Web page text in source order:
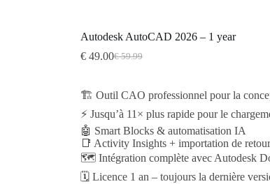
Autodesk AutoCAD 2026 – 1 year
€59.99
Original
€ 59.99.
€49.00Current
€ 49.00.
🏗️ Outil CAO professionnel pour la
⚡ Jusqu’à 11× plus rapide pour le
🤖 Smart Blocks & automatisation IA
📑 Activity Insights + importation de
🗺️ Intégration complète avec Autodesk
🗓️ Licence 1 an – toujours la dernière